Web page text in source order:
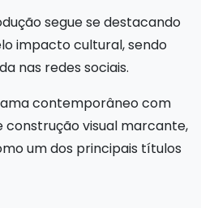
segue se destacando
impacto cultural, sendo
nas redes sociais.
contemporâneo com
visual marcante,
um dos principais títulos